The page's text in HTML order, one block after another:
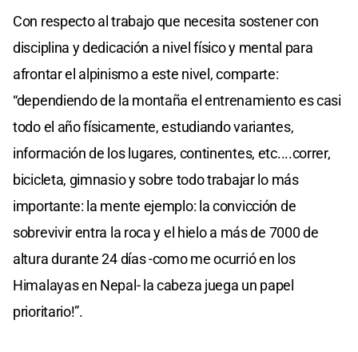
Con respecto al trabajo que necesita sostener con
disciplina y dedicación a nivel físico y mental para
afrontar el alpinismo a este nivel, comparte:
“dependiendo de la montaña el entrenamiento es casi
todo el año físicamente, estudiando variantes,
información de los lugares, continentes, etc....correr,
bicicleta, gimnasio y sobre todo trabajar lo más
importante: la mente ejemplo: la convicción de
sobrevivir entra la roca y el hielo a más de 7000 de
altura durante 24 días -como me ocurrió en los
Himalayas en Nepal- la cabeza juega un papel
prioritario!”.